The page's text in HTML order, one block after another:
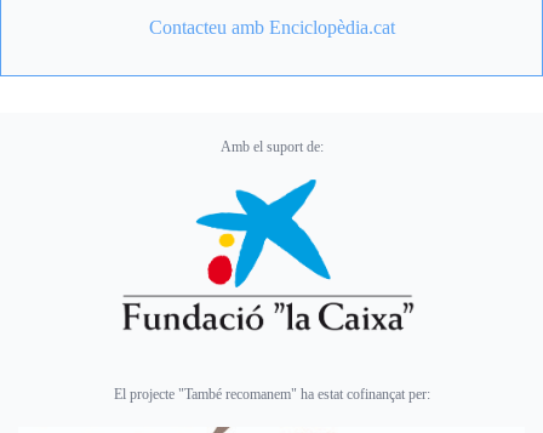
Contacteu amb Enciclopèdia.cat
Amb el suport de:
El projecte "També recomanem" ha estat cofinançat per: